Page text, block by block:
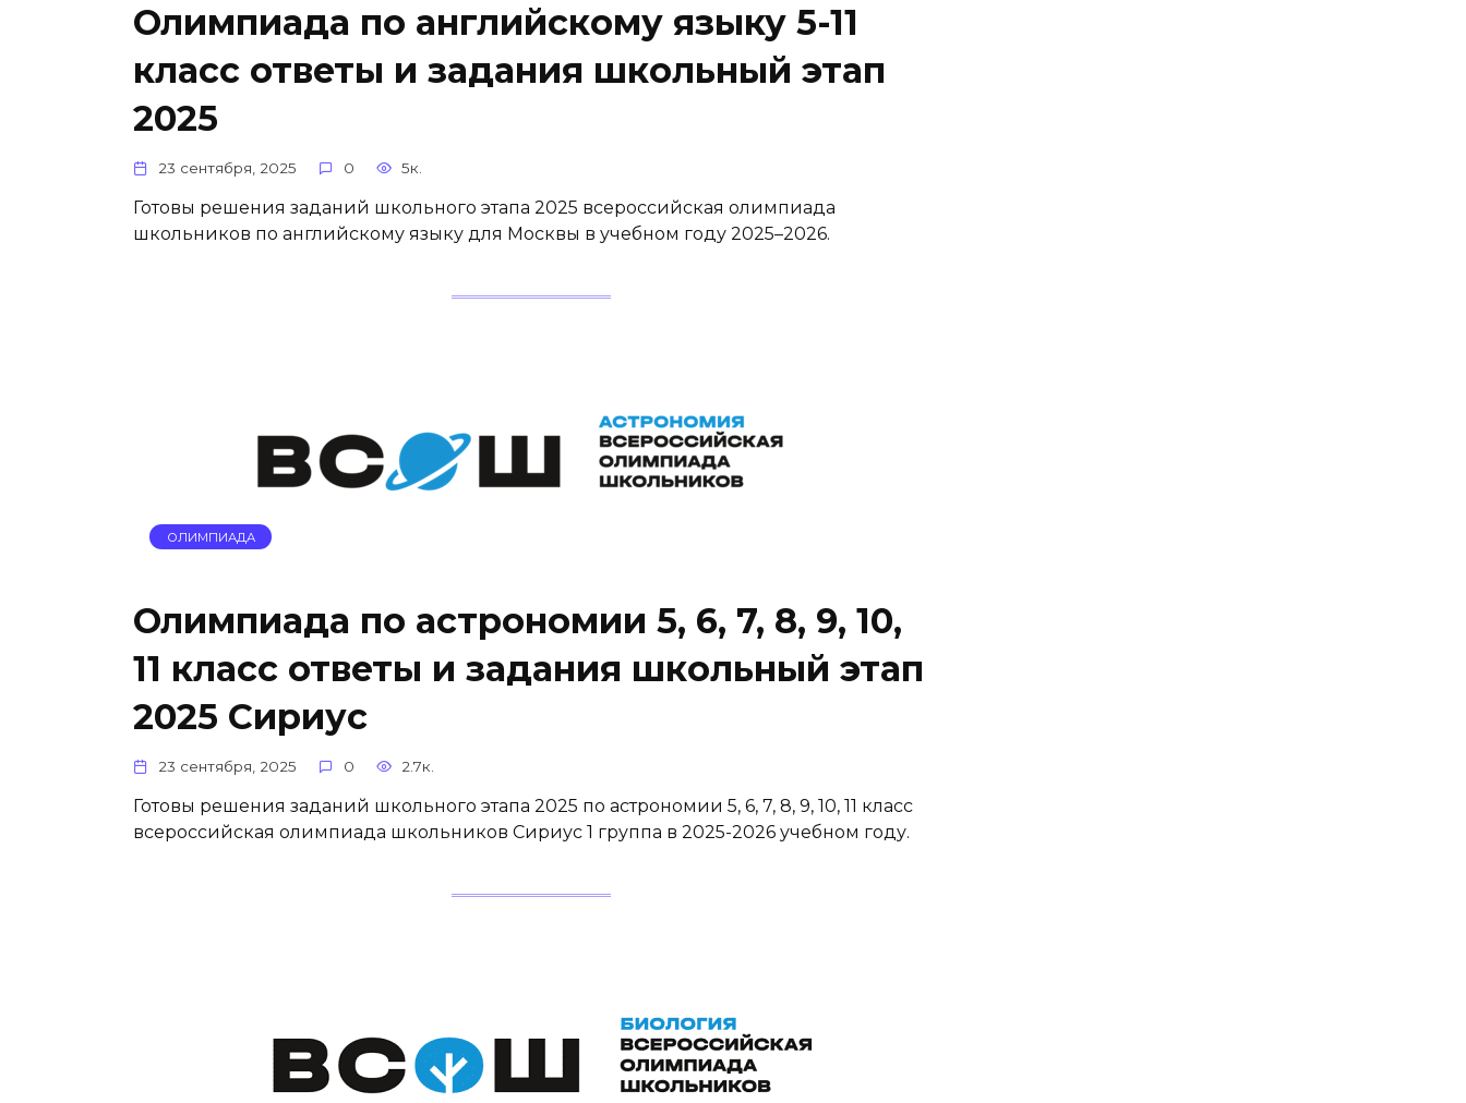
Олимпиада по английскому языку 5-11
класс ответы и задания школьный этап
2025
23 сентября, 2025 0 5к.
Готовы решения заданий школьного этапа 2025 всероссийская олимпиада
школьников по английскому языку для Москвы в учебном году 2025–2026.
ОЛИМПИАДА
Олимпиада по астрономии 5, 6, 7, 8, 9, 10,
11 класс ответы и задания школьный этап
2025 Сириус
23 сентября, 2025 0 2.7к.
Готовы решения заданий школьного этапа 2025 по астрономии 5, 6, 7, 8, 9, 10, 11 класс
всероссийская олимпиада школьников Сириус 1 группа в 2025-2026 учебном году.